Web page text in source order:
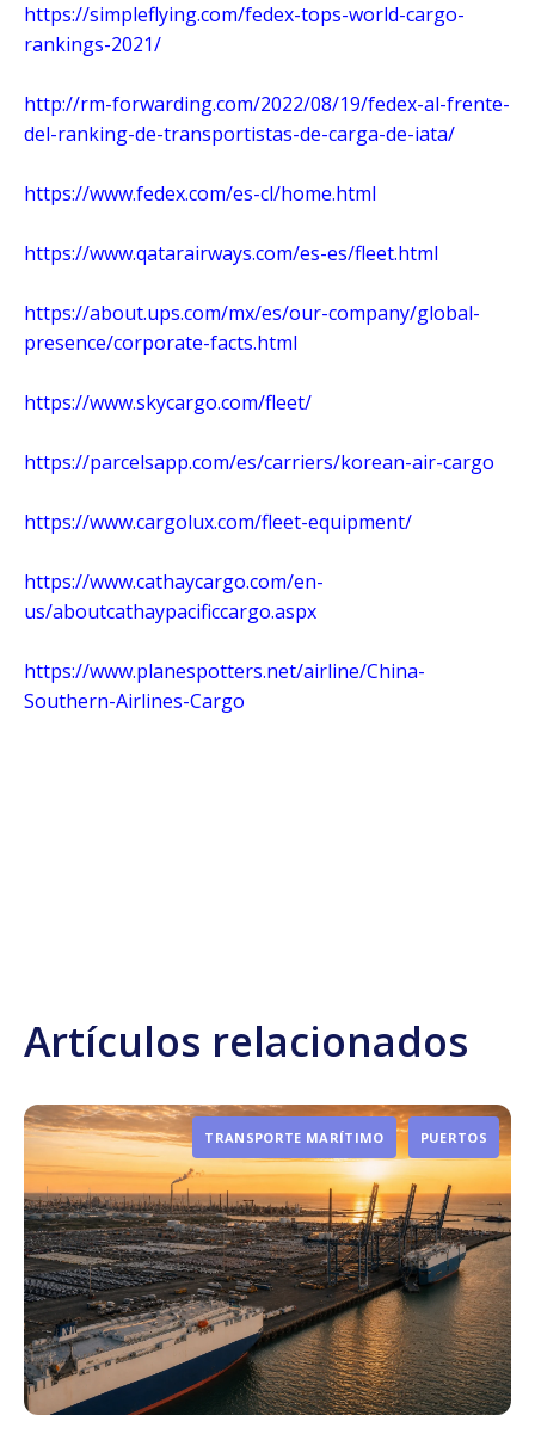
https://simpleflying.com/fedex-tops-world-cargo-
rankings-2021/
http://rm-forwarding.com/2022/08/19/fedex-al-frente-
del-ranking-de-transportistas-de-carga-de-iata/
https://www.fedex.com/es-cl/home.html
https://www.qatarairways.com/es-es/fleet.html
https://about.ups.com/mx/es/our-company/global-
presence/corporate-facts.html
https://www.skycargo.com/fleet/
https://parcelsapp.com/es/carriers/korean-air-cargo
https://www.cargolux.com/fleet-equipment/
https://www.cathaycargo.com/en-
us/aboutcathaypacificcargo.aspx
https://www.planespotters.net/airline/China-
Southern-Airlines-Cargo
Artículos relacionados
TRANSPORTE MARÍTIMO PUERTOS